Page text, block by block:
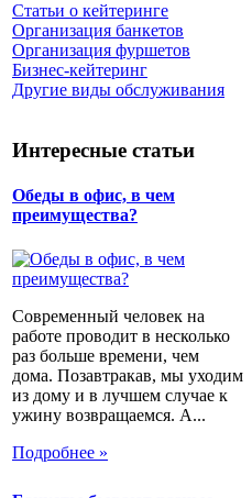
Статьи о кейтеринге
Организация банкетов
Организация фуршетов
Бизнес-кейтеринг
Другие виды обслуживания
Интересные статьи
Обеды в офис, в чем
преимущества?
Современный человек на
работе проводит в несколько
раз больше времени, чем
дома. Позавтракав, мы уходим
из дому и в лучшем случае к
ужину возвращаемся. А...
Подробнее »